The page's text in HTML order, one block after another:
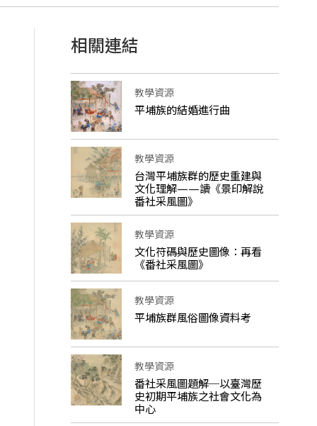
相關連結
教學資源
平埔族的結婚進行曲
教學資源
台灣平埔族群的歷史重建與
文化理解——讀《景印解說
番社采風圖》
教學資源
文化符碼與歷史圖像：再看
《番社采風圖》
教學資源
平埔族群風俗圖像資料考
教學資源
番社采風圖題解─以臺灣歷
史初期平埔族之社會文化為
中心